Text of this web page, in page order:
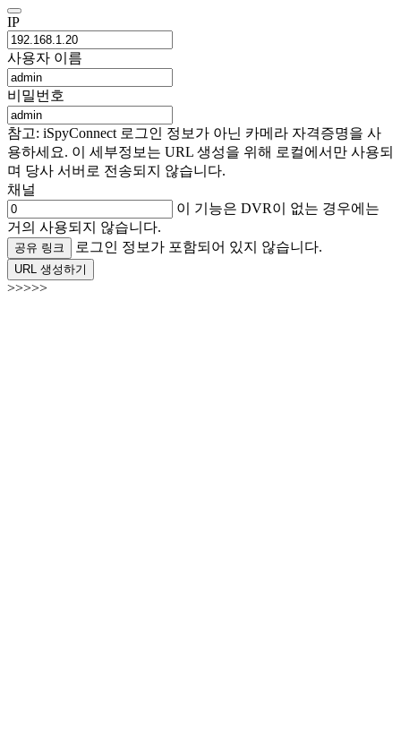
IP
사용자 이름
비밀번호
참고: iSpyConnect 로그인 정보가 아닌 카메라 자격증명을 사
용하세요. 이 세부정보는 URL 생성을 위해 로컬에서만 사용되
며 당사 서버로 전송되지 않습니다.
채널
이 기능은 DVR이 없는 경우에는
거의 사용되지 않습니다.
공유 링크 로그인 정보가 포함되어 있지 않습니다.
URL 생성하기
>>>>>